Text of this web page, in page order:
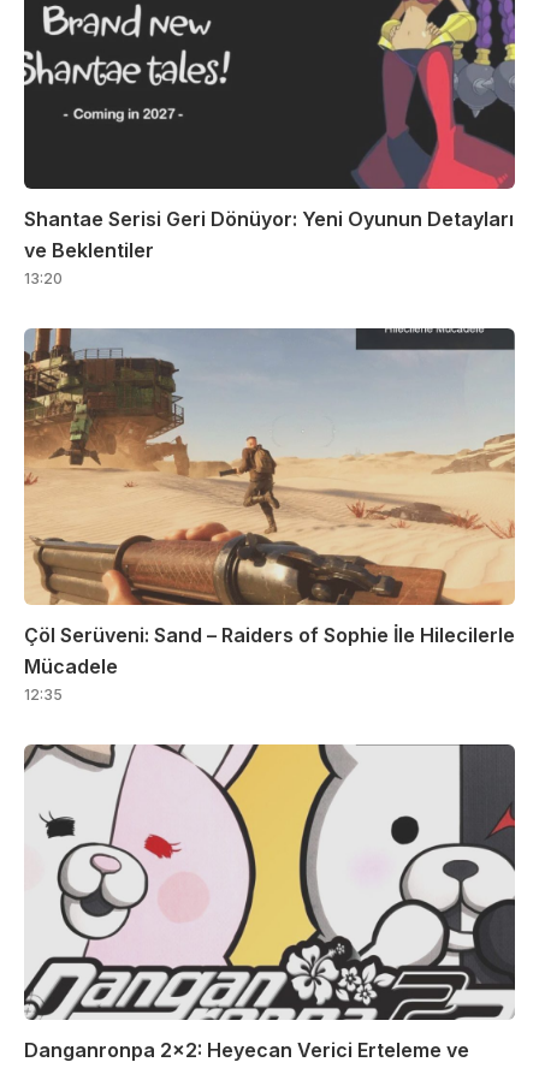
Shantae Serisi Geri Dönüyor: Yeni Oyunun Detayları
ve Beklentiler
13:20
Çöl Serüveni: Sand – Raiders of Sophie İle Hilecilerle
Mücadele
12:35
Danganronpa 2×2: Heyecan Verici Erteleme ve